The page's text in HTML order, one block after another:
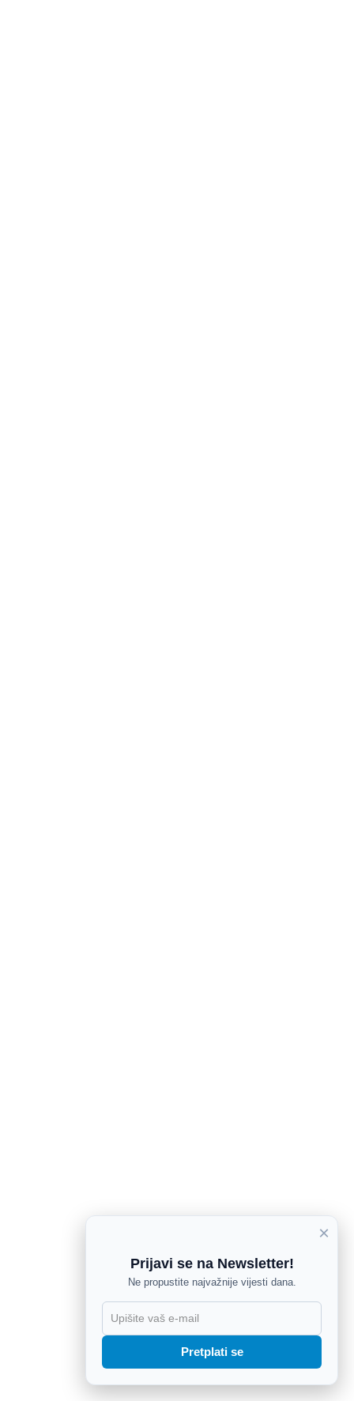
×
Prijavi se na Newsletter!
Ne propustite najvažnije vijesti dana.
Pretplati se